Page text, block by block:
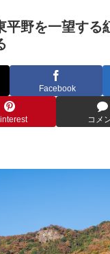
野を一望する
Facebook
コメ